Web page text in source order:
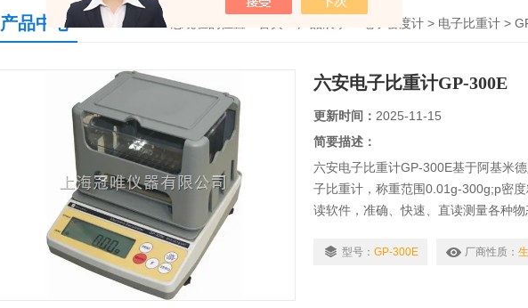
产品中心 电子密度计 > 电子比重计 >
六安电子比重计GP-300E
更新时间： 2025-11-15
简要描述：
六安电子比重计GP-300E基于阿基米
子比重计，称重范围0.01g-300g;p密
读软件，准确、快速、直读测量各种物
合金、复合材料...等
型号： GP-300E 厂商性质：